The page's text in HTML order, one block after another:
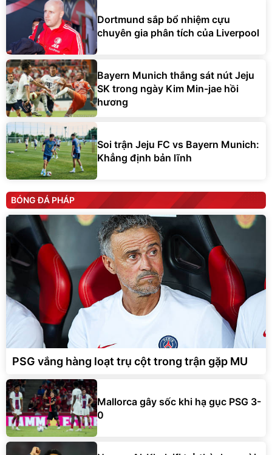
Dortmund sắp bổ nhiệm cựu
chuyên gia phân tích của Liverpool
Bayern Munich thắng sát nút Jeju
SK trong ngày Kim Min-jae hồi
hương
Soi trận Jeju FC vs Bayern Munich:
Khẳng định bản lĩnh
BÓNG ĐÁ PHÁP
PSG vắng hàng loạt trụ cột trong trận gặp MU
Mallorca gây sốc khi hạ gục PSG 3-
0